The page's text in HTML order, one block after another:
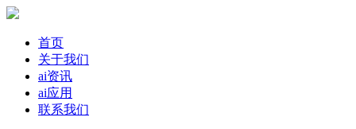
首页
关于我们
ai资讯
ai应用
联系我们